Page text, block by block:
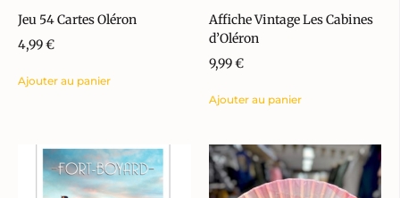
Jeu 54 Cartes Oléron
4,99€
Ajouter au panier
Affiche Vintage Les Cabines
d’Oléron
9,99€
Ajouter au panier